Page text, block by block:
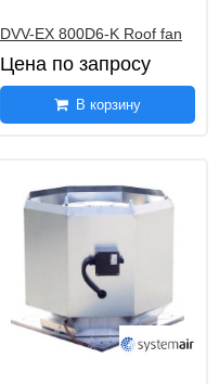
DVV-EX 800D6-K Roof fan
Цена по запросу
В корзину